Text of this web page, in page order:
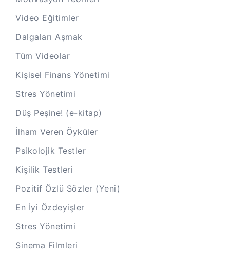
Video Eğitimler
Dalgaları Aşmak
Tüm Videolar
Kişisel Finans Yönetimi
Stres Yönetimi
Düş Peşine! (e-kitap)
İlham Veren Öyküler
Psikolojik Testler
Kişilik Testleri
Pozitif Özlü Sözler (Yeni)
En İyi Özdeyişler
Stres Yönetimi
Sinema Filmleri